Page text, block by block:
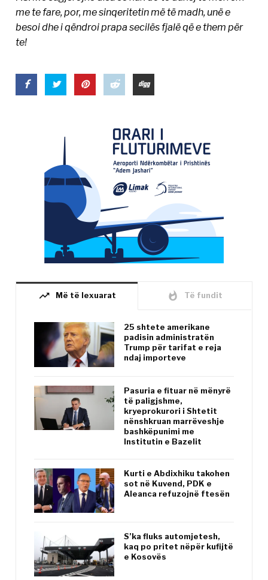
me te fare, por, me sinqeritetin më të madh, unë e
besoi dhe i qëndroi prapa secilës fjalë që e them për
te!
trending_up Më të lexuarat whatshot Të fundit
25 shtete amerikane
padisin administratën
Trump për tarifat e reja
ndaj importeve
Pasuria e fituar në mënyrë
të paligjshme,
kryeprokurori i Shtetit
nënshkruan marrëveshje
bashkëpunimi me
Institutin e Bazelit
Kurti e Abdixhiku takohen
sot në Kuvend, PDK e
Aleanca refuzojnë ftesën
S’ka fluks automjetesh,
kaq po pritet nëpër kufijtë
e Kosovës